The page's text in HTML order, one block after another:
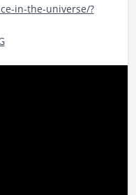
in-the-universe/?